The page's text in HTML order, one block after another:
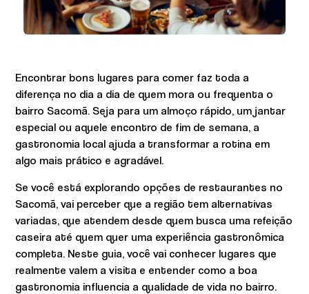
Encontrar bons lugares para comer faz toda a
diferença no dia a dia de quem mora ou frequenta o
bairro Sacomã. Seja para um almoço rápido, um jantar
especial ou aquele encontro de fim de semana, a
gastronomia local ajuda a transformar a rotina em
algo mais prático e agradável.
Se você está explorando opções de restaurantes no
Sacomã, vai perceber que a região tem alternativas
variadas, que atendem desde quem busca uma refeição
caseira até quem quer uma experiência gastronômica
completa. Neste guia, você vai conhecer lugares que
realmente valem a visita e entender como a boa
gastronomia influencia a qualidade de vida no bairro.